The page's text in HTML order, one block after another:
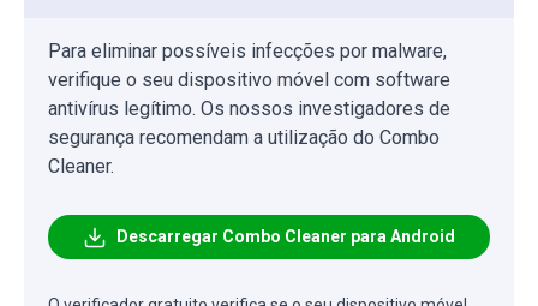
Para eliminar possíveis infecções por malware,
verifique o seu dispositivo móvel com software
antivírus legítimo. Os nossos investigadores de
segurança recomendam a utilização do Combo
Cleaner.
Descarregar Combo Cleaner para Android